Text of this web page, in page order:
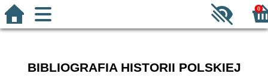
0
BIBLIOGRAFIA HISTORII POLSKIEJ